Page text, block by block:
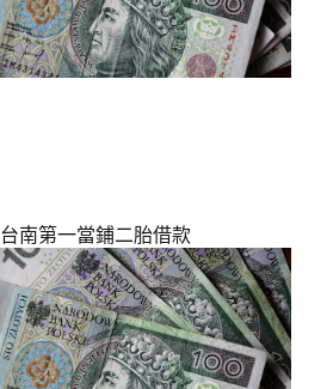
台南第一當鋪二胎借款